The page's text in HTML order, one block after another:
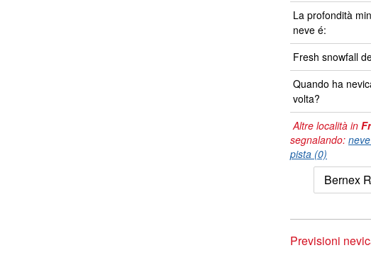
La profondità
neve é:
Fresh snowfall
Quando ha
volta?
Altre località in
segnalando:
pista (0)
Bernex
Previsioni